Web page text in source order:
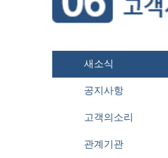
새소식
공지사항
고객의소리
관계기관